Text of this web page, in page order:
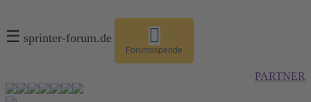
☰ sprinter-forum.de
Forumsspende
PARTNER